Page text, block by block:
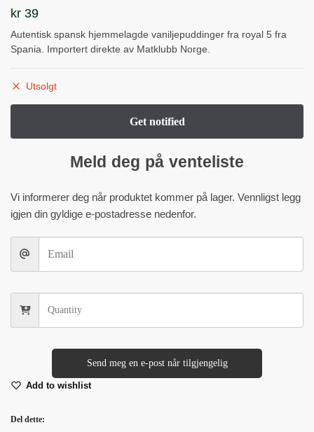
kr 39
Autentisk spansk hjemmelagde vaniljepuddinger fra royal 5 fra
Spania. Importert direkte av Matklubb Norge.
Utsolgt
Meld deg på venteliste
Vi informerer deg når produktet kommer på lager. Vennligst legg
igjen din gyldige e-postadresse nedenfor.
Send meg en e-post når tilgjengelig
Add to wishlist
Del dette: